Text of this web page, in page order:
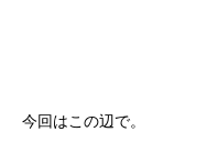
今回はこの辺で。